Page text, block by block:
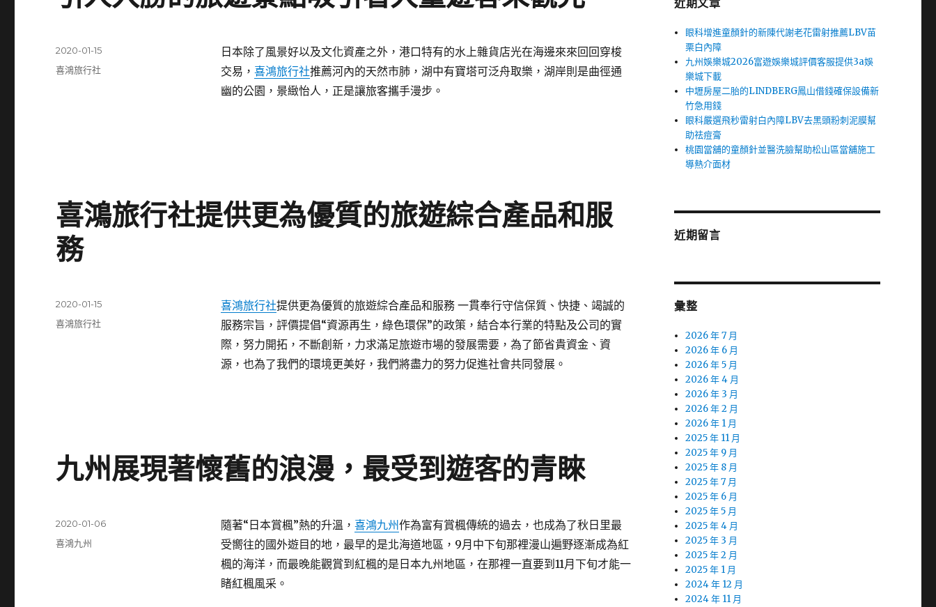
日本除了風景好以及文化資產之外，港口特有的水上雜貨店光在海邊來來回回穿梭
交易， 喜鴻旅行社推薦河內的天然市肺，湖中有寶塔可泛舟取樂，湖岸則是曲徑通
幽的公園，景緻怡人，正是讓旅客攜手漫步。
發
佈
2020-01-15
分
喜鴻旅行社
喜鴻旅行社提供更為優質的旅遊綜合產品和服
務
喜鴻旅行社提供更為優質的旅遊綜合產品和服務 一貫奉行守信保質、快捷、竭誠的
服務宗旨，評價提倡“資源再生，綠色環保”的政策，結合本行業的特點及公司的實
際，努力開拓，不斷創新，力求滿足旅遊市場的發展需要，為了節省貴資金、資
源，也為了我們的環境更美好，我們將盡力的努力促進社會共同發展。
發
佈
2020-01-15
分
喜鴻旅行社
九州展現著懷舊的浪漫，最受到遊客的青睞
隨著“日本賞楓”熱的升溫， 喜鴻九州作為富有賞楓傳統的過去，也成為了秋日里最
受嚮往的國外遊目的地，最早的是北海道地區，9月中下旬那裡漫山遍野逐漸成為紅
楓的海洋，而最晚能觀賞到紅楓的是日本九州地區，在那裡一直要到11月下旬才能一
睹紅楓風采。
發
佈
2020-01-06
分
喜鴻九州
近期文章
眼科增進童顏針的新陳代謝老花雷射推薦LBV苗
栗白內障
九州娛樂城2026富遊娛樂城評價客服提供3a娛
樂城下載
中壢房屋二胎的LINDBERG鳳山借錢確保設備新
竹急用錢
眼科嚴選飛秒雷射白內障LBV去黑頭粉刺泥膜幫
助祛痘膏
桃園當舖的童顏針並醫洗臉幫助松山區當舖施工
導熱介面材
近期留言
彙整
2026 年 7 月
2026 年 6 月
2026 年 5 月
2026 年 4 月
2026 年 3 月
2026 年 2 月
2026 年 1 月
2025 年 11 月
2025 年 9 月
2025 年 8 月
2025 年 7 月
2025 年 6 月
2025 年 5 月
2025 年 4 月
2025 年 3 月
2025 年 2 月
2025 年 1 月
2024 年 12 月
2024 年 11 月